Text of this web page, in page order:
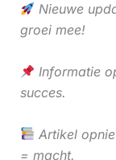
Nieuwe
groei mee!
Informatie
succes.
Artikel
= macht.